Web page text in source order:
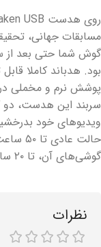
مسابقات جهانی،
گوش شما حتی بعد از
بود. هدباند کاملا
پوشش نرم و مخملی
سربند این هدست،
ویدیوهای خود
گوشی‌های آن، تا ۲۰ ساعت بی‌وقفه کار می‌کند.
نظرات